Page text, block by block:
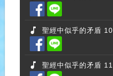
聖經中似乎的矛盾 10
聖經中似乎的矛盾 11